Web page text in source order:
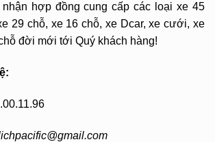
hợp đồng cung cấp các loại xe 45
29 chỗ, xe 16 chỗ, xe Dcar, xe cưới, xe
đời mới tới Quý khách hàng!